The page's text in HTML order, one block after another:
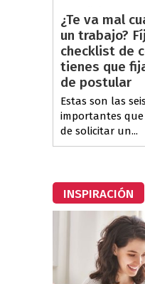
¿Te va mal
un trabajo?
checklist de
tienes que
de postular
Estas son las
importantes que
de solicitar un...
INSPIRACIÓN